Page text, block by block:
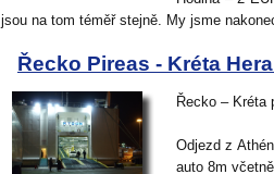
jsou na tom téměř stejně. My jsme
Řecko Pireas - Kréta
Řecko – Kréta
Odjezd z
auto 8m